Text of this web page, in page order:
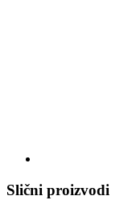
Slični proizvodi